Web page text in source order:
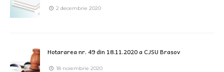
2 decembrie 2020
Hotararea nr. 49 din 18.11.2020 a CJSU Brasov
18 noiembrie 2020